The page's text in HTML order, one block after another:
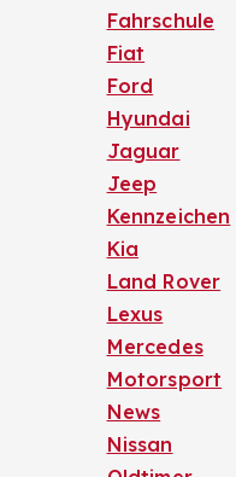
Fahrschule
Fiat
Ford
Hyundai
Jaguar
Jeep
Kennzeichen
Kia
Land Rover
Lexus
Mercedes
Motorsport
News
Nissan